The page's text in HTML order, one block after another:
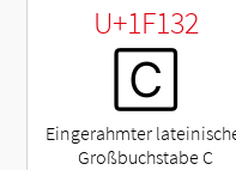
U+1F132
🄲
Eingerahmter
Großbuchstabe C